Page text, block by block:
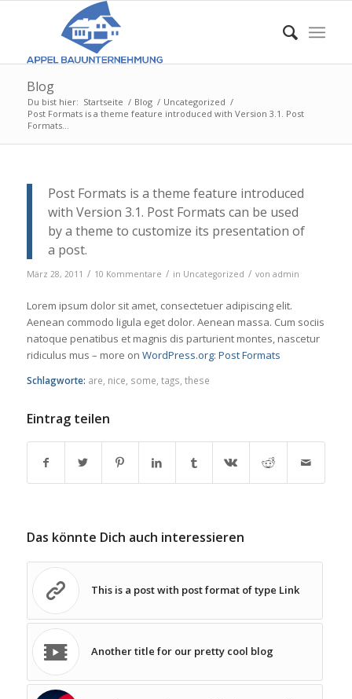
Blog
Du bist hier: Startseite / Blog / Uncategorized /
Post Formats is a theme feature introduced with Version 3.1. Post
Formats...
Post Formats is a theme feature introduced
with Version 3.1. Post Formats can be used
by a theme to customize its presentation of
a post.
März 28, 2011 / 10 Kommentare / in Uncategorized / von admin
Lorem ipsum dolor sit amet, consectetuer adipiscing elit.
Aenean commodo ligula eget dolor. Aenean massa. Cum sociis
natoque penatibus et magnis dis parturient montes, nascetur
ridiculus mus – more on WordPress.org: Post Formats
Schlagworte: are nice some tags these
Eintrag teilen
Das könnte Dich auch interessieren
This is a post with post format of type Link
Another title for our pretty cool blog